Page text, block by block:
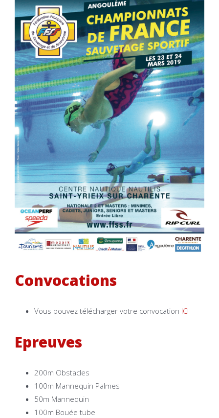
l'image
agrandie
Convocations
Vous pouvez télécharger votre convocation ICI
Epreuves
200m Obstacles
100m Mannequin Palmes
50m Mannequin
100m Bouée tube